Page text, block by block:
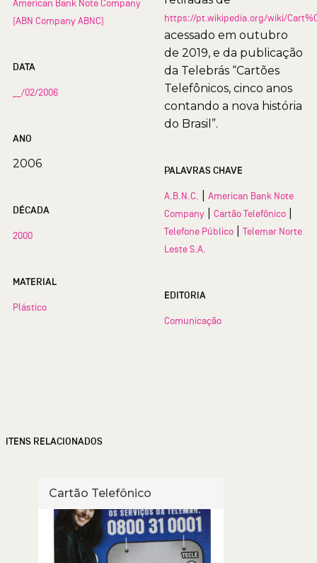
American Bank Note Company
(ABN Company ABNC)
DATA
__/02/2006
ANO
2006
DÉCADA
2000
MATERIAL
Plástico
https://pt.wikipedia.org/wiki/
acessado em outubro
de 2019, e da publicação
da Telebrás “Cartões
Telefônicos, cinco anos
contando a nova história
do Brasil”.
PALAVRAS CHAVE
A.B.N.C.
American Bank Note
Company
Cartão Telefônico
Telefone Público
Telemar Norte
Leste S.A.
EDITORIA
Comunicação
ITENS RELACIONADOS
Cartão Telefônico